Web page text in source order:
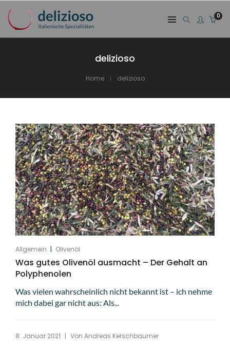
0
delizioso
Home delizioso
Allgemein | Olivenöl
Was gutes Olivenöl ausmacht – Der Gehalt an
Polyphenolen
Was vielen wahrscheinlich nicht bekannt ist – ich nehme
mich dabei gar nicht aus: Als...
8. Januar 2021 | Von Andreas Kerschbaumer